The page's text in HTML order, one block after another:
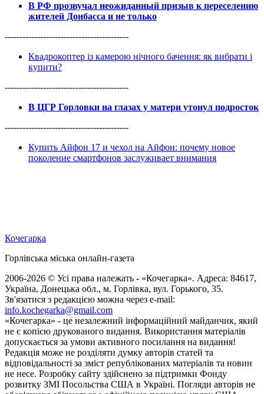
В РФ прозвучал неожиданный призыв к переселению
жителей Донбасса и не только
------------------------------------------
Квадрокоптер із камерою нічного бачення: як вибрати і
купити?
------------------------------------------
В ЦГР Горловки на глазах у матери утонул подросток
------------------------------------------
Купить Айфон 17 и чехол на Айфон: почему новое
поколение смартфонов заслуживает внимания
Кочегарка
Горлівська міська онлайн-газета
2006-2026 © Усі права належать - «Кочегарка». Адреса: 84617,
Україна, Донецька обл., м. Горлівка, вул. Горького, 35.
Зв'язатися з редакцією можна через e-mail:
info.kochegarka@gmail.com
«Кочегарка» - це незалежний інформаційний майданчик, який
не є копією друкованого видання. Використання матеріалів
допускається за умови активного посилання на видання!
Редакція може не розділяти думку авторів статей та
відповідальності за зміст републікованих матеріалів та новин
не несе. Розробку сайту здійснено за підтримки Фонду
розвитку ЗМІ Посольства США в Україні. Погляди авторів не